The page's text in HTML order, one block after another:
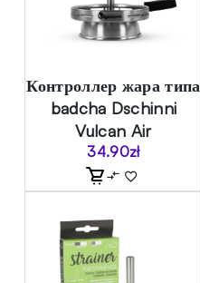
Контроллер жара типа
badcha Dschinni
Vulcan Air
34.90zł